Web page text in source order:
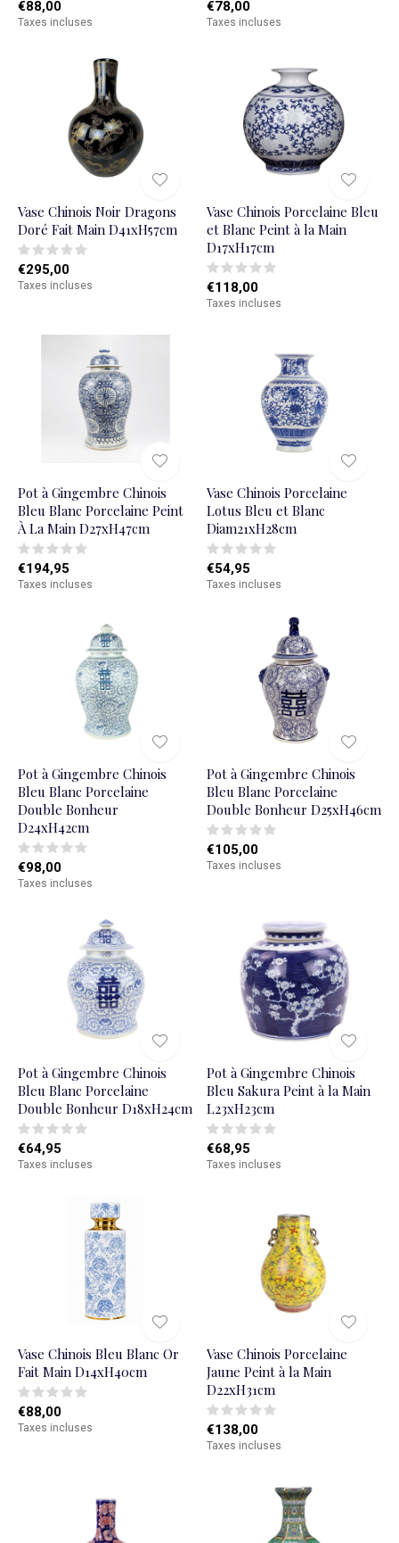
€88,00
Taxes incluses
€78,00
Taxes incluses
Vase Chinois Noir Dragons
Doré Fait Main D41xH57cm
€295,00
Taxes incluses
Vase Chinois Porcelaine Bleu
et Blanc Peint à la Main
D17xH17cm
€118,00
Taxes incluses
Pot à Gingembre Chinois
Bleu Blanc Porcelaine Peint
À La Main D27xH47cm
€194,95
Taxes incluses
Vase Chinois Porcelaine
Lotus Bleu et Blanc
Diam21xH28cm
€54,95
Taxes incluses
Pot à Gingembre Chinois
Bleu Blanc Porcelaine
Double Bonheur
D24xH42cm
€98,00
Taxes incluses
Pot à Gingembre Chinois
Bleu Blanc Porcelaine
Double Bonheur D25xH46cm
€105,00
Taxes incluses
Pot à Gingembre Chinois
Bleu Blanc Porcelaine
Double Bonheur D18xH24cm
€64,95
Taxes incluses
Pot à Gingembre Chinois
Bleu Sakura Peint à la Main
L23xH23cm
€68,95
Taxes incluses
Vase Chinois Bleu Blanc Or
Fait Main D14xH40cm
€88,00
Taxes incluses
Vase Chinois Porcelaine
Jaune Peint à la Main
D22xH31cm
€138,00
Taxes incluses